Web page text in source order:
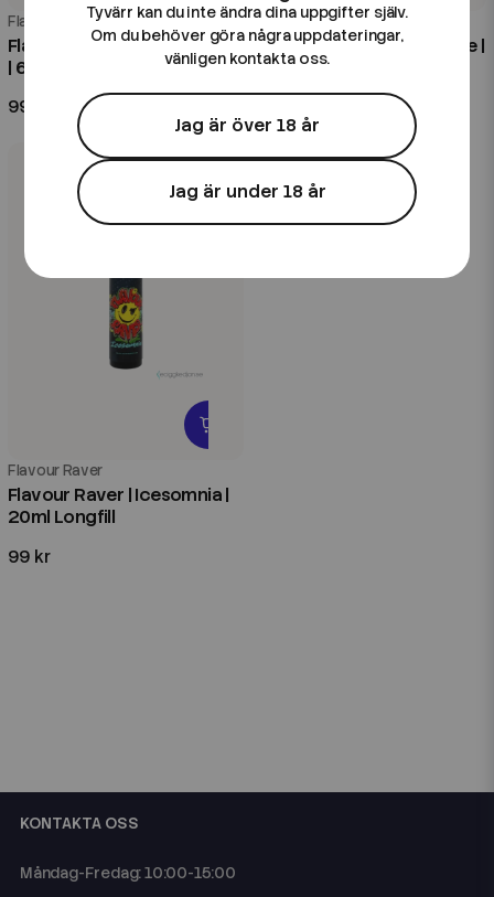
Flavour Raver
Flavour Raver | Cream Fieldz
| 60ml Kombofill
99 kr
Flavour Raver
Flavour Raver | Purple Haze |
60ml Kombofill
Flavour Raver
Flavour Raver | Icesomnia |
20ml Longfill
99 kr
Tyvärr kan du inte ändra dina uppgifter själv.
Om du behöver göra några uppdateringar,
vänligen kontakta oss.
Jag är över 18 år
Jag är under 18 år
KONTAKTA OSS
Måndag-Fredag: 10:00-15:00